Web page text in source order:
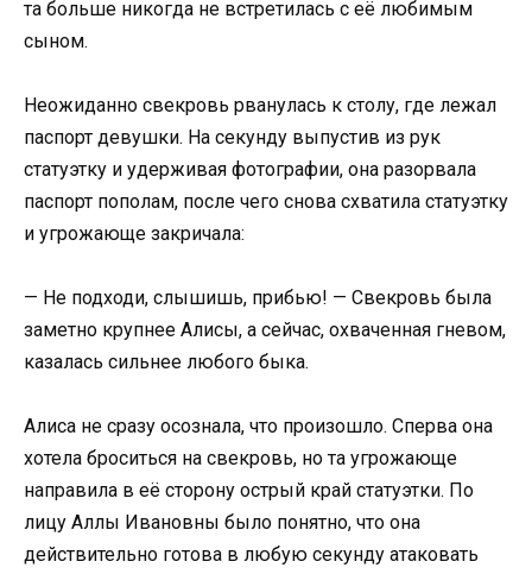
та больше никогда не встретилась с её любимым
сыном.
Неожиданно свекровь рванулась к столу, где лежал
паспорт девушки. На секунду выпустив из рук
статуэтку и удерживая фотографии, она разорвала
паспорт пополам, после чего снова схватила статуэтку
и угрожающе закричала:
— Не подходи, слышишь, прибью! — Свекровь была
заметно крупнее Алисы, а сейчас, охваченная гневом,
казалась сильнее любого быка.
Алиса не сразу осознала, что произошло. Сперва она
хотела броситься на свекровь, но та угрожающе
направила в её сторону острый край статуэтки. По
лицу Аллы Ивановны было понятно, что она
действительно готова в любую секунду атаковать